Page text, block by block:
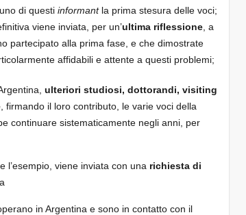
di questiinformantla prima stesura delle voci;
viene inviata, per un’ultima riflessione , a
partecipato alla prima fase, e che dimostrate
affidabili e attente a questi problemi;
ulteriori studiosi, dottorandi, visiting
, firmando il loro contributo, le varie voci della
continuare sistematicamente negli anni, per
l’esempio, viene inviata con una richiesta di
a
in Argentina e sono in contatto con il